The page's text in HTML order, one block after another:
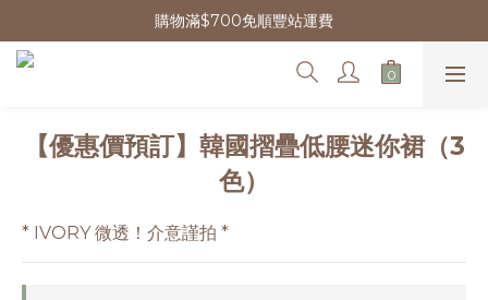
購物滿$700免順豐站運費
【優惠價預訂】韓國摺疊低腰迷你裙（3
色）
* IVORY 微透！介意謹拍 *